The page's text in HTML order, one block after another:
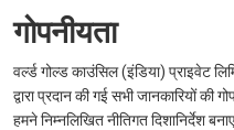
गोपनीयता
वर्ल्ड गोल्ड काउंसिल (इंडिया) प्राइवेट
द्वारा प्रदान की गई सभी जानकारियों की
हमने निम्नलिखित नीतिगत दिशानिर्देश